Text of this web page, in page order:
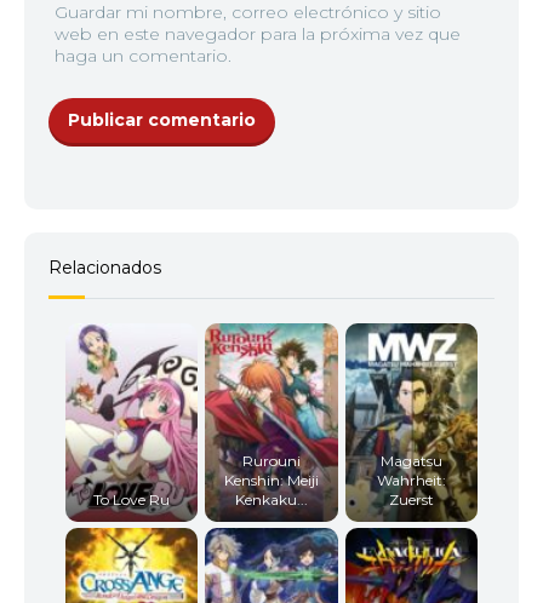
Guardar mi nombre, correo electrónico y sitio
web en este navegador para la próxima vez que
haga un comentario.
Relacionados
To Love Ru
Rurouni
Kenshin: Meiji
Kenkaku...
Magatsu
Wahrheit:
Zuerst